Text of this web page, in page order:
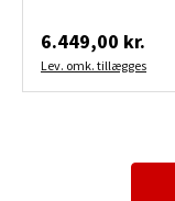
6.449,00 kr.
Lev. omk. tillægges